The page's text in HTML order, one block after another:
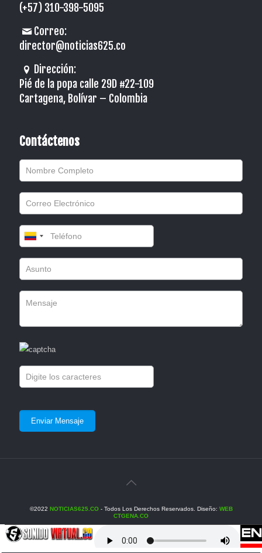
(+57) 310-398-5095
Correo:
director@noticias625.co
Dirección:
Pié de la popa calle 29D #22-109
Cartagena, Bolívar – Colombia
Contáctenos
©2022 NOTICIAS625.CO- Todos Los Derechos Reservados. Diseño: WEB
CTGENA.CO